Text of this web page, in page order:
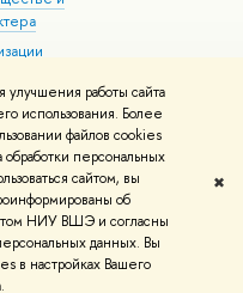
работы сайта
использования. Более
файлов cookies
персональных
сайтом, вы
об
НИУ ВШЭ и согласны
данных. Вы
в настройках Вашего
✖
здоровья
Условия использования
Карта сайта
вШколе дизайна НИУ ВШЭ